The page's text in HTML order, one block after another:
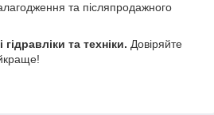
та післяпродажного
та техніки. Довіряйте